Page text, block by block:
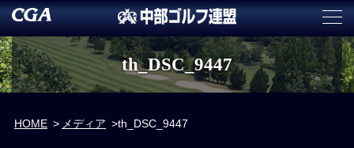
th_DSC_9447
HOME メディア th_DSC_9447